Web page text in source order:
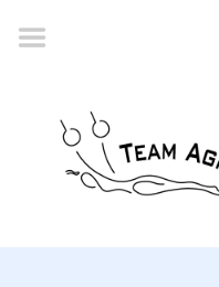
Accueil
Championnat romand
2022
La société